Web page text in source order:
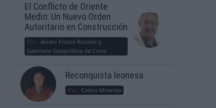
El Conflicto de Oriente
Medio: Un Nuevo Orden
Autoritario en Construcción
Por Álvaro Frutos Rosado y
Gabinete Geopolítica de Crisis
Reconquista leonesa
Por Carlos Miranda